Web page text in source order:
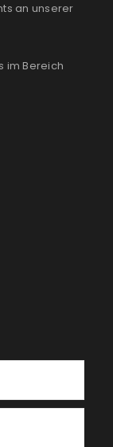
to hear from
und
an unserer
im Bereich